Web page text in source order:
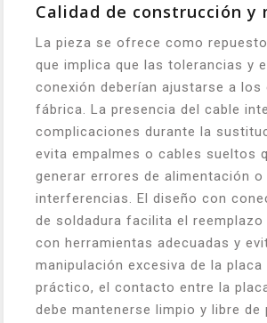
Calidad de construcción y
La pieza se ofrece como
que implica que las tolerancias y
conexión deberían ajustarse a los
fábrica. La presencia del cable
complicaciones durante la
evita empalmes o cables sueltos
generar errores de alimentación o
interferencias. El diseño con
de soldadura facilita el
con herramientas adecuadas y
manipulación excesiva de la placa
práctico, el contacto entre la
debe mantenerse limpio y libre de